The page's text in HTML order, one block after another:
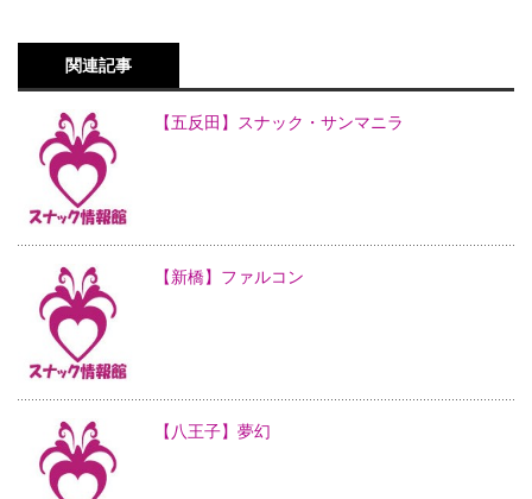
関連記事
【五反田】スナック・サンマニラ
【新橋】ファルコン
【八王子】夢幻